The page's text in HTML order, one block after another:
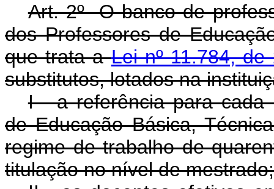
Art. 2º O banco de
dos Professores de
que trata aLei nº 11.784,
substitutos, lotados na
I - a referência para cada
de Educação Básica,
regime de trabalho de
titulação no nível de mestrado;